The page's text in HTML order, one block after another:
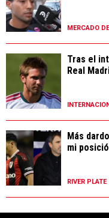
MERCADO
Tras el
Real
Más
mi
RIVER PLATE